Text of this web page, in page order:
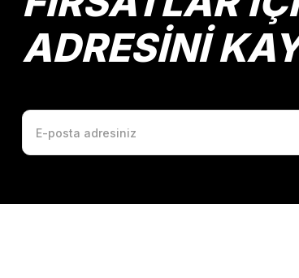
ADRESİNİ